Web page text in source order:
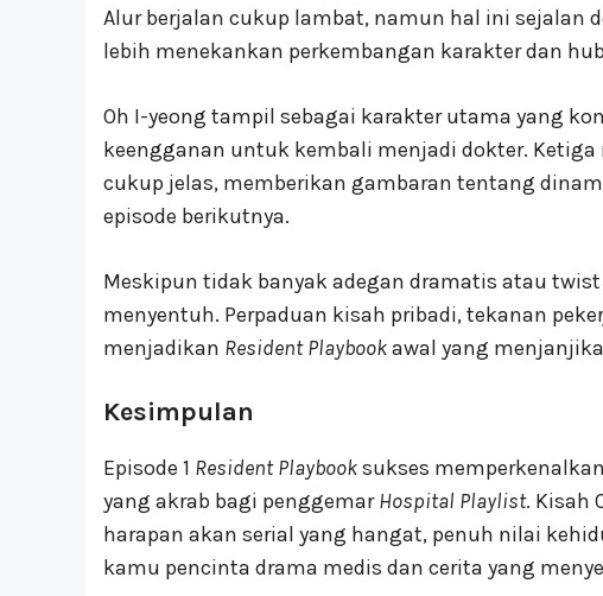
Alur berjalan cukup lambat, namun hal ini sejalan
lebih menekankan perkembangan karakter dan
Oh I-yeong tampil sebagai karakter utama yang
keengganan untuk kembali menjadi dokter.
cukup jelas, memberikan gambaran tentang
episode berikutnya.
Meskipun tidak banyak adegan dramatis atau
menyentuh. Perpaduan kisah pribadi, tekanan
menjadikan Resident Playbookawal yang
Kesimpulan
Episode 1 Resident Playbooksukses
yang akrab bagi penggemarHospital Playlist. Kisah
harapan akan serial yang hangat, penuh nilai
kamu pencinta drama medis dan cerita yang